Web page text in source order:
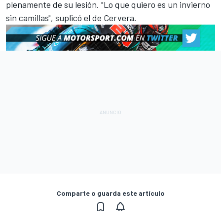
plenamente de su lesión. "Lo que quiero es un invierno
sin camillas", suplicó el de Cervera.
Comparte o guarda este artículo